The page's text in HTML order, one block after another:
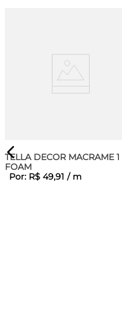
TELLA DECOR MACRAME 1
FOAM
Por: R$ 49,91 / m